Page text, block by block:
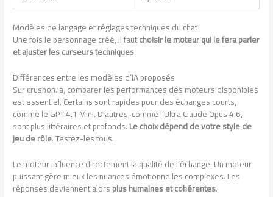
Modèles de langage et réglages techniques du chat
Une fois le personnage créé, il fautchoisir le moteur qui le fera parler
et ajuster les curseurs techniques.
Différences entre les modèles d’IA proposés
Sur crushon.ia, comparer les performances des moteurs disponibles
est essentiel. Certains sont rapides pour des échanges courts,
comme le GPT 4.1 Mini. D’autres, comme l’Ultra Claude Opus 4.6,
sont plus littéraires et profonds.Le choix dépend de votre style de
jeu de rôle. Testez-les tous.
Le moteur influence directement la qualité de l’échange. Un moteur
puissant gère mieux les nuances émotionnelles complexes. Les
réponses deviennent alorsplus humaines et cohérentes.